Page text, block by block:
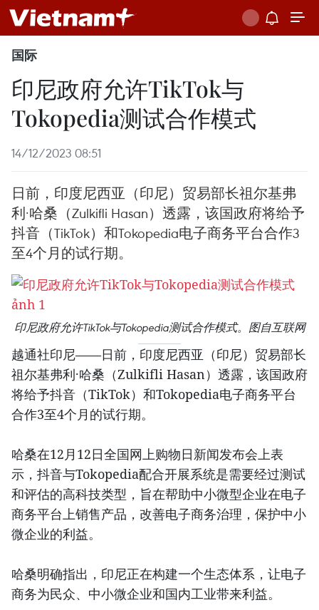
国际
印尼政府允许TikTok与
Tokopedia测试合作模式
14/12/2023 08:51
日前，印度尼西亚（印尼）贸易部长祖尔基弗
利·哈桑（Zulkifli Hasan）透露，该国政府将给予
抖音（TikTok）和Tokopedia电子商务平台合作3
至4个月的试行期。
印尼政府允许TikTok与Tokopedia测试合作模式。图自互联网
越通社印尼——日前，印度尼西亚（印尼）贸易部长
祖尔基弗利·哈桑（Zulkifli Hasan）透露，该国政府
将给予抖音（TikTok）和Tokopedia电子商务平台
合作3至4个月的试行期。
哈桑在12月12日全国网上购物日新闻发布会上表
示，抖音与Tokopedia配合开展系统是需要经过测试
和评估的高科技类型，旨在帮助中小微型企业在电子
商务平台上销售产品，改善电子商务治理，保护中小
微企业的利益。
哈桑明确指出，印尼正在构建一个生态体系，让电子
商务为民众、中小微企业和国内工业带来利益。